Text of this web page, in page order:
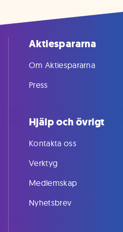
Aktiespararna
Om Aktiespararna
Press
Hjälp och övrigt
Kontakta oss
Verktyg
Medlemskap
Nyhetsbrev